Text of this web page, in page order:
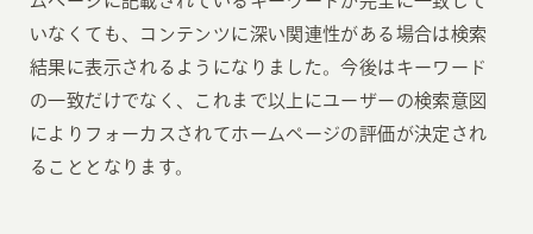
いなくても、コンテンツに深い関連性がある場合は検索
結果に表示されるようになりました。今後はキーワード
の一致だけでなく、これまで以上にユーザーの検索意図
によりフォーカスされてホームページの評価が決定され
ることとなります。